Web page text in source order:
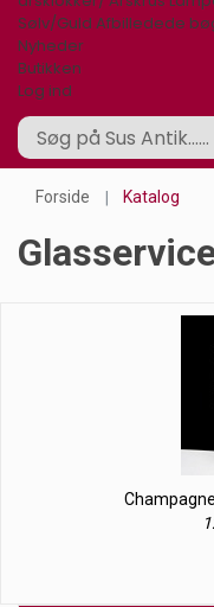
Sølv/Guld Afbilledede
Nyheder
Butikken
Log ind
Forside Katalog